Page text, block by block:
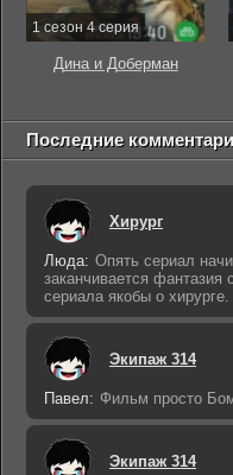
1 сезон 4 серия
Дина и Доберман
Последние
Хирург
Люда: Опять сериал
заканчивается фантазия
сериала якобы о хирурге.
Экипаж 314
Павел: Фильм просто
Экипаж 314